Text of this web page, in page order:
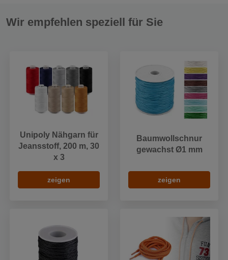
Wir empfehlen speziell für Sie
Unipoly Nähgarn für
Jeansstoff, 200 m, 30
x 3
zeigen
Baumwollschnur
gewachst Ø1 mm
zeigen